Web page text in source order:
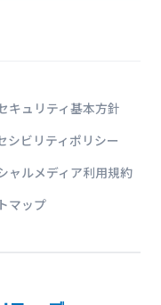
キュリティ基本方針
シビリティポリシー
ャルメディア利用規約
マップ